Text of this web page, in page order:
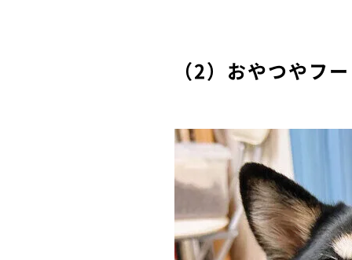
（2）おやつやフ